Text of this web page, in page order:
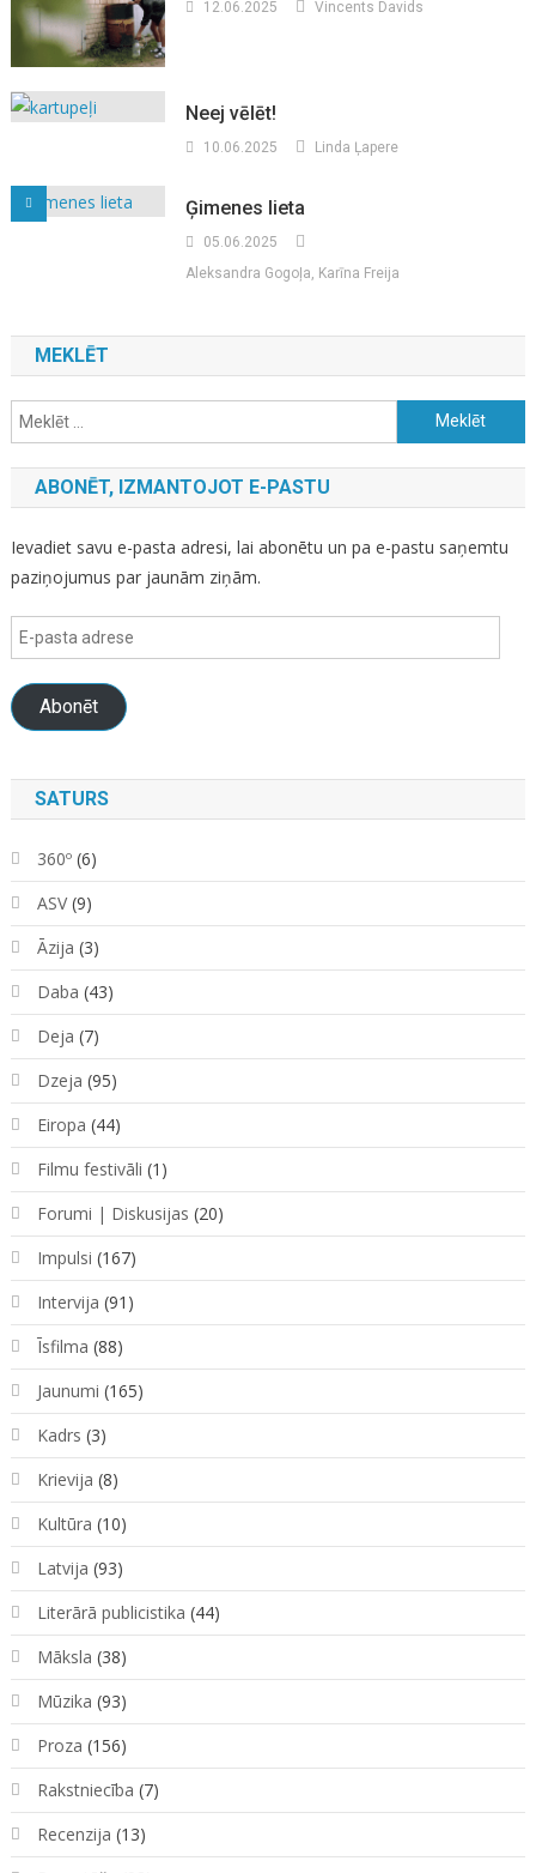
12.06.2025 Vincents Davids
Neej vēlēt!
10.06.2025 Linda Ļapere
Ģimenes lieta
05.06.2025
Aleksandra Gogoļa, Karīna Freija
MEKLĒT
Meklēt:
ABONĒT, IZMANTOJOT E-PASTU
Ievadiet savu e-pasta adresi, lai abonētu un pa e-pastu saņemtu
paziņojumus par jaunām ziņām.
E-
pasta
adrese
Abonēt
SATURS
360º(6)
ASV(9)
Āzija (3)
Daba (43)
Deja (7)
Dzeja (95)
Eiropa (44)
Filmu festivāli (1)
Forumi | Diskusijas (20)
Impulsi (167)
Intervija (91)
Īsfilma (88)
Jaunumi (165)
Kadrs (3)
Krievija (8)
Kultūra (10)
Latvija (93)
Literārā publicistika (44)
Māksla (38)
Mūzika (93)
Proza (156)
Rakstniecība (7)
Recenzija (13)